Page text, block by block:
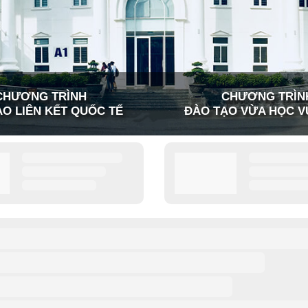
TRÌNH
LIÊN KẾT QUỐC TẾ
CHƯƠNG
ĐÀO TẠO VỪA HỌC